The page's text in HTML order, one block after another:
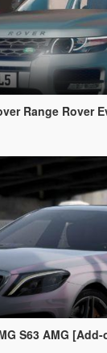
Range Rover
S63 AMG